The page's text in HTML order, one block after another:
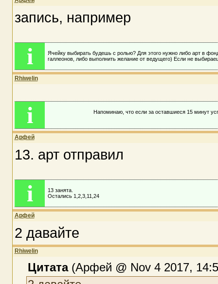
запись, например
i
Ячейку выбирать будешь с ролью? Для этого нужно либо арт в
галлеонов, либо выполнить желание от ведущего) Если не
Rhiwelin
i Напоминаю, что если за оставшиеся 15 минут
Арфей
13. арт отправил
i
13 занята.
Остались 1,2,3,11,24
Арфей
2 давайте
Rhiwelin
Цитата(Арфей @ Nov 4 2017,